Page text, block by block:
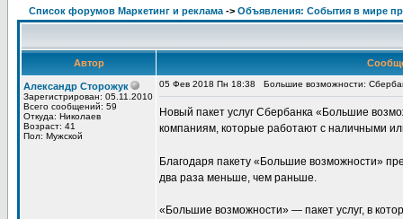
Список форумов Маркетинг и реклама -> Объявления: События в мире
Автор
Александр Сторожук
Зарегистрирован: 05.11.2010
Всего сообщений: 59
Откуда: Николаев
Возраст: 41
Пол: Мужской
05 Фев 2018 Пн 18:38 Большие возможности:
Новый пакет услуг Сбербанка «Большие
компаниям, которые работают с наличными
Благодаря пакету «Большие возможности»
два раза меньше, чем раньше.
«Большие возможности» — пакет услуг, в